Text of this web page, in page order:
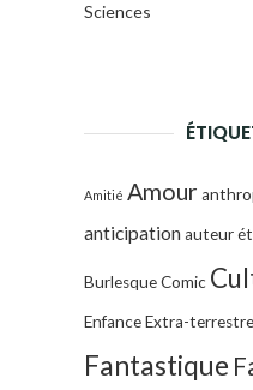
Sciences
Amitié Amour
anticipation auteur
Burlesque Comic
Enfance Extra-
Fantastique